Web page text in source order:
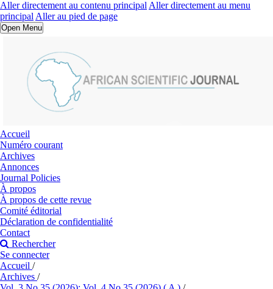
Aller directement au contenu principal Aller directement au menu
principal Aller au pied de page
Open Menu
Accueil
Numéro courant
Archives
Annonces
Journal Policies
À propos
À propos de cette revue
Comité éditorial
Déclaration de confidentialité
Contact
Rechercher
Se connecter
Accueil /
Archives /